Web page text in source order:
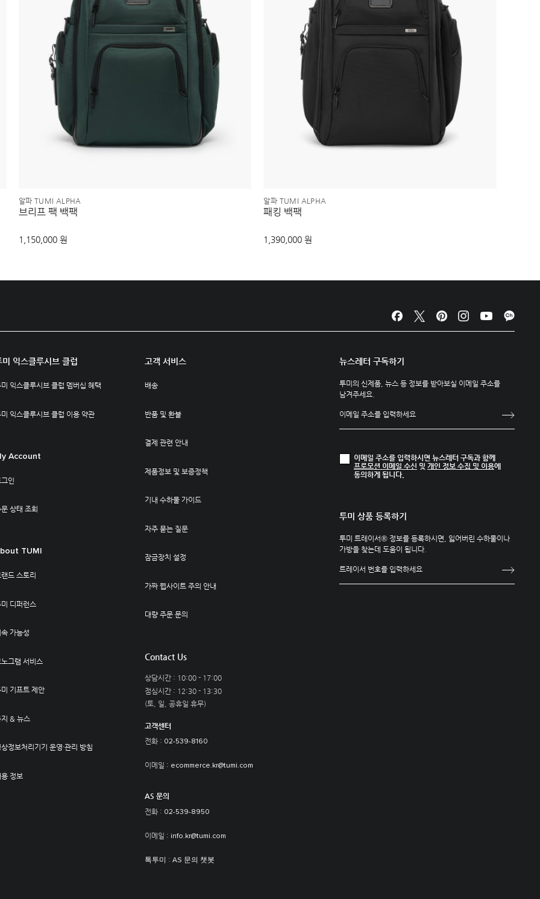
알파 TUMI ALPHA
브리프 팩 백팩
1,150,000 원
알파 TUMI ALPHA
패킹 백팩
1,390,000 원
미 익스클루시브 클럽
익스클루시브 클럽 멤버십 혜택
익스클루시브 클럽 이용 약관
Account
인
상태 조회
TUMI
드 스토리
디퍼런스
가능성
그램 서비스
기프트 제안
지 & 뉴스
정보처리기기 운영·관리 방침
정보
고객 서비스
배송
반품 및 환불
결제 관련 안내
제품정보 및 보증정책
기내 수하물 가이드
자주 묻는 질문
잠금장치 설정
가짜 웹사이트 주의 안내
대량 주문 문의
Contact Us
상담시간 : 10:00 - 17:00
점심시간 : 12:30 - 13:30
(토, 일, 공휴일 휴무)
고객센터
전화 : 02-539-8160
이메일 : ecommerce.kr@tumi.com
AS 문의
전화 : 02-539-8950
이메일 : info.kr@tumi.com
톡투미 : AS 문의 챗봇
뉴스레터 구독하기
투미의 신제품, 뉴스 등 정보를 받아보실 이메일 주소를
남겨주세요.
이메일 주소를 입력하시면 뉴스레터 구독과 함께
프로모션 이메일 수신 및 개인 정보 수집 및 이용에
동의하게 됩니다.
투미 상품 등록하기
투미 트레이서® 정보를 등록하시면, 잃어버린 수하물이나
가방을 찾는데 도움이 됩니다.